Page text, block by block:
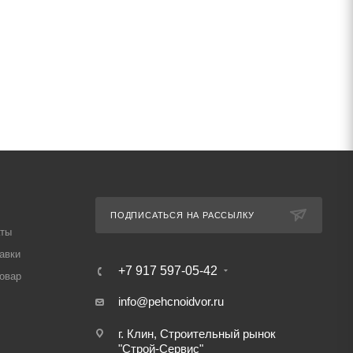
ПОДПИСАТЬСЯ НА РАССЫЛКУ
+7 917 597-05-42
info@pehcnoidvor.ru
г. Клин, Строительный рынок
"Строй-Сервис"